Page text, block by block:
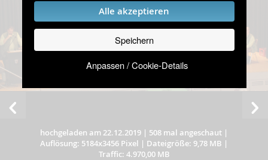
Alle akzeptieren
Speichern
Anpassen / Cookie-Details
hochgeladen am 22.12.2019 | 508 mal angeschaut |
Auflösung: 5184x3456 Pixel | Dateigröße: 9,78 MB |
Traffic: 4.970,00 MB